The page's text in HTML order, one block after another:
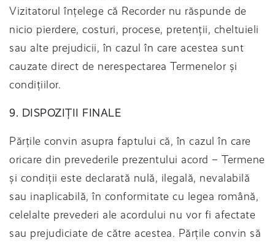
Vizitatorul înțelege că Recorder nu răspunde de
nicio pierdere, costuri, procese, pretenții, cheltuieli
sau alte prejudicii, în cazul în care acestea sunt
cauzate direct de nerespectarea Termenelor și
condițiilor.
9. DISPOZIȚII FINALE
Părțile convin asupra faptului că, în cazul în care
oricare din prevederile prezentului acord – Termene
și condiții este declarată nulă, ilegală, nevalabilă
sau inaplicabilă, în conformitate cu legea română,
celelalte prevederi ale acordului nu vor fi afectate
sau prejudiciate de către acestea. Părțile convin să